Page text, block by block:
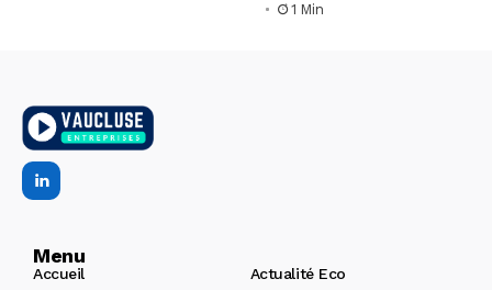
1 Min
Menu
Accueil Actualité Eco